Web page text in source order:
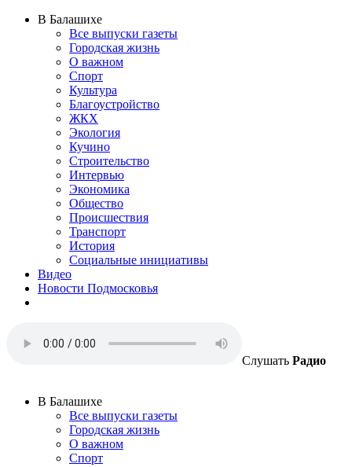
В Балашихе
Все выпуски газеты
Городская жизнь
О важном
Спорт
Культура
Благоустройство
ЖКХ
Экология
Кучино
Строительство
Интервью
Экономика
Общество
Происшествия
Транспорт
История
Социальные инициативы
Видео
Новости Подмосковья
Слушать Радио
В Балашихе
Все выпуски газеты
Городская жизнь
О важном
Спорт